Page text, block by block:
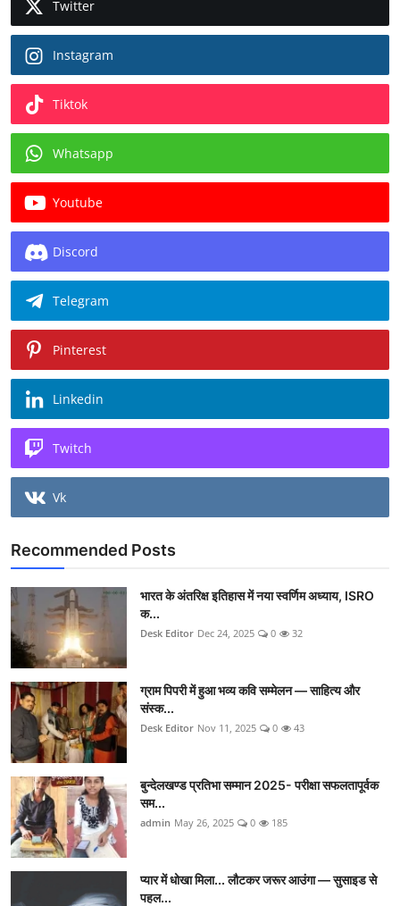
Twitter
Instagram
Tiktok
Whatsapp
Youtube
Discord
Telegram
Pinterest
Linkedin
Twitch
Vk
Recommended Posts
भारत के अंतरिक्ष इतिहास में नया स्वर्णिम अध्याय, ISRO
क...
Desk Editor Dec 24, 2025 0 32
ग्राम पिपरी में हुआ भव्य कवि सम्मेलन — साहित्य और
संस्क...
Desk Editor Nov 11, 2025 0 43
बुन्देलखण्ड प्रतिभा सम्मान 2025- परीक्षा सफलतापूर्वक
सम...
admin May 26, 2025 0 185
प्यार में धोखा मिला... लौटकर जरूर आउंगा — सुसाइड से
पहल...